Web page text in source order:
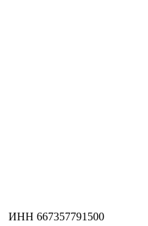
667357791500